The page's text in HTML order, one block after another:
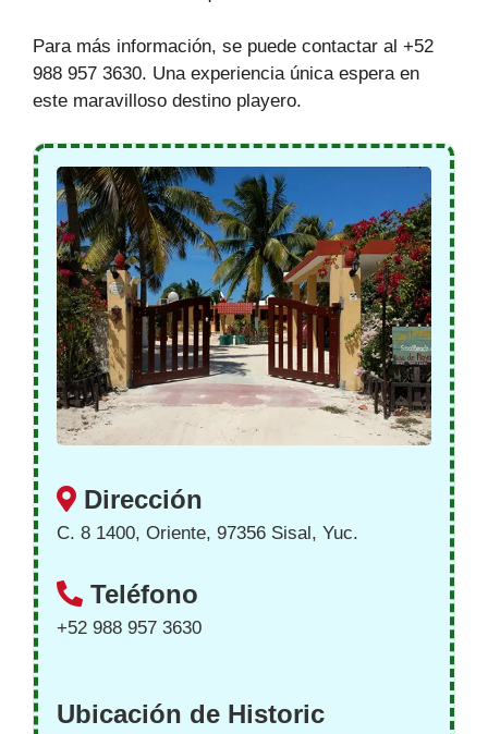
Para más información, se puede contactar al +52
988 957 3630. Una experiencia única espera en
este maravilloso destino playero.
Dirección
C. 8 1400, Oriente, 97356 Sisal, Yuc.
Teléfono
+52 988 957 3630
Ubicación de Historic